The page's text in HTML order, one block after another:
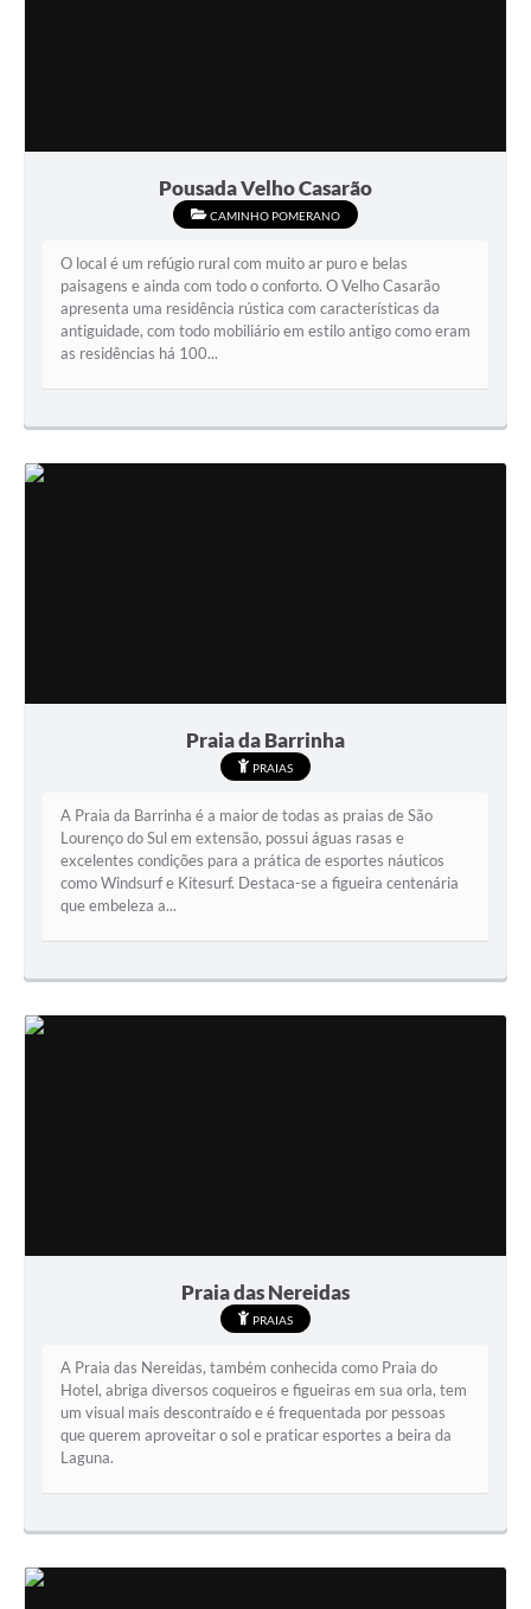
Pousada Velho Casarão
CAMINHO POMERANO
O local é um refúgio rural com muito ar puro e belas
paisagens e ainda com todo o conforto. O Velho Casarão
apresenta uma residência rústica com características da
antiguidade, com todo mobiliário em estilo antigo como eram
as residências há 100...
Praia da Barrinha
PRAIAS
A Praia da Barrinha é a maior de todas as praias de São
Lourenço do Sul em extensão, possui águas rasas e
excelentes condições para a prática de esportes náuticos
como Windsurf e Kitesurf. Destaca-se a figueira centenária
que embeleza a...
Praia das Nereidas
PRAIAS
A Praia das Nereidas, também conhecida como Praia do
Hotel, abriga diversos coqueiros e figueiras em sua orla, tem
um visual mais descontraído e é frequentada por pessoas
que querem aproveitar o sol e praticar esportes a beira da
Laguna.